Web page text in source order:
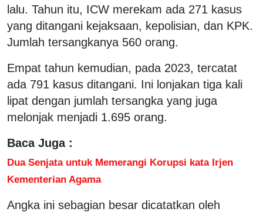
lalu. Tahun itu, ICW merekam ada 271 kasus
yang ditangani kejaksaan, kepolisian, dan KPK.
Jumlah tersangkanya 560 orang.
Empat tahun kemudian, pada 2023, tercatat
ada 791 kasus ditangani. Ini lonjakan tiga kali
lipat dengan jumlah tersangka yang juga
melonjak menjadi 1.695 orang.
Baca Juga :
Dua Senjata untuk Memerangi Korupsi kata Irjen
Kementerian Agama
Angka ini sebagian besar dicatatkan oleh